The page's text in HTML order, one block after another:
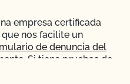
empresa certificada
que nos facilite un
de denuncia del
Si tiene pruebas de